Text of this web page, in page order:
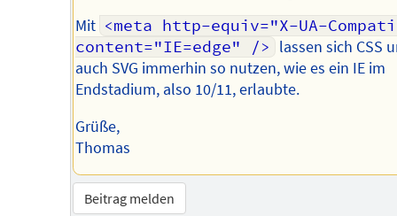
Mit <meta http-equiv="X-UA-
content="IE=edge" /> lassen sich CSS
auch SVG immerhin so nutzen, wie es ein IE im
Endstadium, also 10/11, erlaubte.
Grüße,
Thomas
Beitrag melden